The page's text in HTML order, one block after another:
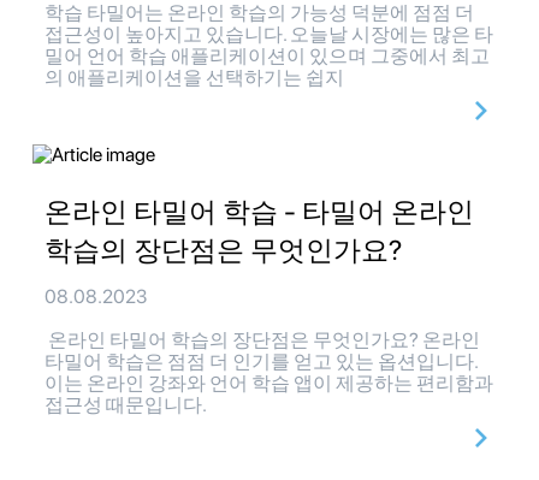
학습 타밀어는 온라인 학습의 가능성 덕분에 점점 더
접근성이 높아지고 있습니다. 오늘날 시장에는 많은 타
밀어 언어 학습 애플리케이션이 있으며 그중에서 최고
의 애플리케이션을 선택하기는 쉽지
온라인 타밀어 학습 - 타밀어 온라인
학습의 장단점은 무엇인가요?
08.08.2023
온라인 타밀어 학습의 장단점은 무엇인가요? 온라인
타밀어 학습은 점점 더 인기를 얻고 있는 옵션입니다.
이는 온라인 강좌와 언어 학습 앱이 제공하는 편리함과
접근성 때문입니다.